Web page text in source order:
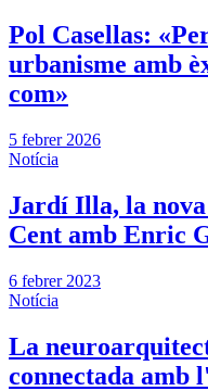
Pol Casellas:
urbanisme amb
com»
5 febrer 2026
Notícia
Jardí Illa, la nova
Cent amb Enric
6 febrer 2023
Notícia
La
connectada amb